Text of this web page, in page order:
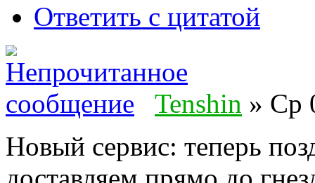
Ответить с цитатой
Tenshin » Ср
Новый сервис: теперь